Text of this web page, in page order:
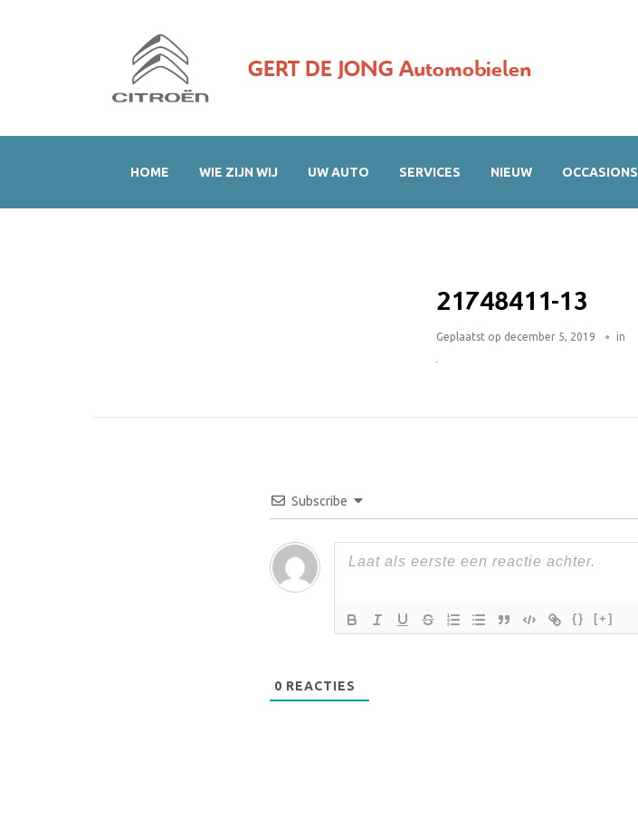
GERT DE JONG Automobielen
HOME WIE ZIJN WIJ UW AUTO SERVICES NIEUW OCCASIONS
21748411-13
Geplaatst op december 5, 2019 in
Subscribe
{} [+]
0 REACTIES